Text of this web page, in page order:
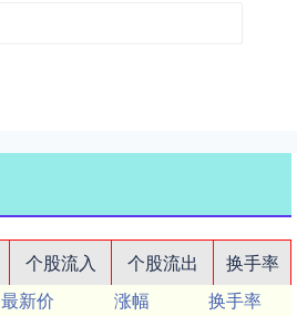
个股流入 个股流出
换手率
最新价 涨幅
换手率